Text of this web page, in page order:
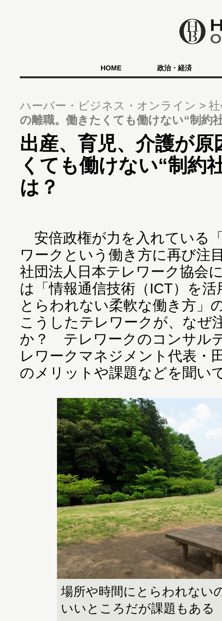
HOME 政治・経済
ハーバー・ビジネス・オンライン
の離職。働きたくても働けない“制約
出産、育児、介護が
くても働けない“制約
は？
安倍政権が力を入れている
ワークという働き方に再び注
社団法人日本テレワーク協会
は「情報通信技術（ICT）を
とらわれない柔軟な働き方」
こうしたテレワークが、なぜ
か？ テレワークのコンサル
レワークマネジメント代表・
のメリットや課題などを聞い
場所や時間にとらわれない
いいところだが課題もある